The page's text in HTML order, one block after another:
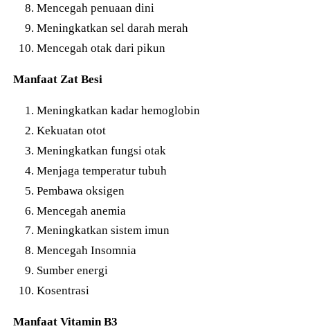
Mencegah penuaan dini
Meningkatkan sel darah merah
Mencegah otak dari pikun
Manfaat Zat Besi
Meningkatkan kadar hemoglobin
Kekuatan otot
Meningkatkan fungsi otak
Menjaga temperatur tubuh
Pembawa oksigen
Mencegah anemia
Meningkatkan sistem imun
Mencegah Insomnia
Sumber energi
Kosentrasi
Manfaat Vitamin B3